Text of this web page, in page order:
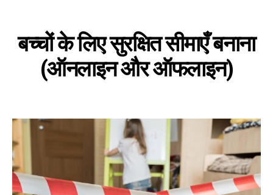
बच्चों के लिए सुरक्षित सीमाएँ बनाना
(ऑनलाइन और ऑफलाइन)